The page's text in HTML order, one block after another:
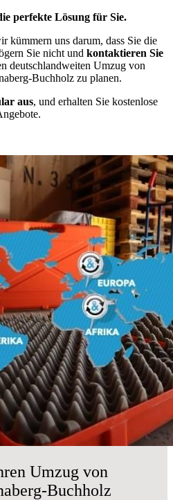
perfekte Lösung für Sie.
kümmern uns darum, dass Sie die
Sie nicht und kontaktieren Sie
deutschlandweiten Umzug von
Buchholz zu planen.
aus, und erhalten Sie kostenlose
Umzug von
Buchholz